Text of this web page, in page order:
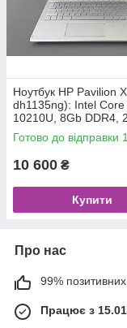
Ноутбук HP Pavilion
dh1135ng): Intel Core
10210U, 8Gb DDR4,
SSD
Готово до відправки
10 600 ₴
Купити
Про нас
99% позитивних
Працює з